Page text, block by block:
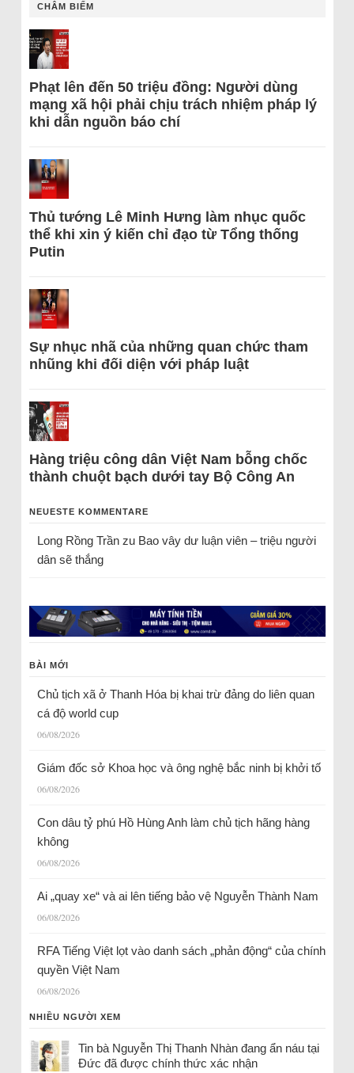
CHÂM BIẾM
Phạt lên đến 50 triệu đồng: Người dùng
mạng xã hội phải chịu trách nhiệm pháp lý
khi dẫn nguồn báo chí
Thủ tướng Lê Minh Hưng làm nhục quốc
thể khi xin ý kiến chỉ đạo từ Tổng thống
Putin
Sự nhục nhã của những quan chức tham
nhũng khi đối diện với pháp luật
Hàng triệu công dân Việt Nam bỗng chốc
thành chuột bạch dưới tay Bộ Công An
NEUESTE KOMMENTARE
Long Rồng Trầnzu Bao vây dư luận viên – triệu người
dân sẽ thắng
BÀI MỚI
Chủ tịch xã ở Thanh Hóa bị khai trừ đảng do liên quan
cá độ world cup
06/08/2026
Giám đốc sở Khoa học và ông nghệ bắc ninh bị khởi tố
06/08/2026
Con dâu tỷ phú Hồ Hùng Anh làm chủ tịch hãng hàng
không
06/08/2026
Ai „quay xe“ và ai lên tiếng bảo vệ Nguyễn Thành Nam
06/08/2026
RFA Tiếng Việt lọt vào danh sách „phản động“ của chính
quyền Việt Nam
06/08/2026
NHIỀU NGƯỜI XEM
Tin bà Nguyễn Thị Thanh Nhàn đang ẩn náu tại
Đức đã được chính thức xác nhận